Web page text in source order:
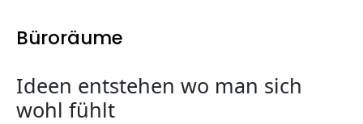
Büroräume
Ideen entstehen wo man sich
wohl fühlt